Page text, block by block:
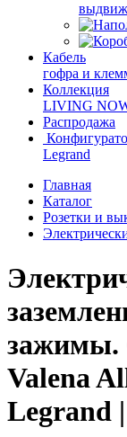
Кабель
гофра и
Коллекция
LIVING
Распродажа
Legrand
Главная
Каталог
Розетки и
зажимы.
Valena
Legrand